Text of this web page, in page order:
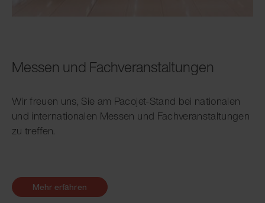
Messen und Fachveranstaltungen
Wir freuen uns, Sie am Pacojet-Stand bei nationalen
und internationalen Messen und Fachveranstaltungen
zu treffen.
Mehr erfahren